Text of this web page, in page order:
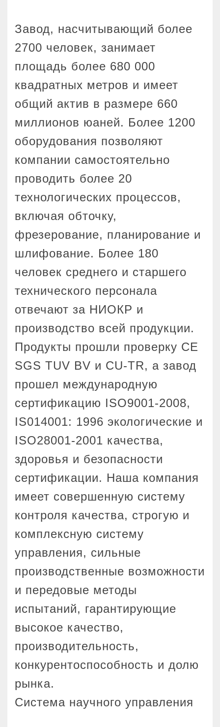
Завод, насчитывающий более
2700 человек, занимает
площадь более 680 000
квадратных метров и имеет
общий актив в размере 660
миллионов юаней. Более 1200
оборудования позволяют
компании самостоятельно
проводить более 20
технологических процессов,
включая обточку,
фрезерование, планирование и
шлифование. Более 180
человек среднего и старшего
технического персонала
отвечают за НИОКР и
производство всей продукции.
Продукты прошли проверку CE
SGS TUV BV и CU-TR, а завод
прошел международную
сертификацию ISO9001-2008,
IS014001: 1996 экологические и
ISO28001-2001 качества,
здоровья и безопасности
сертификации. Наша компания
имеет совершенную систему
контроля качества, строгую и
комплексную систему
управления, сильные
производственные возможности
и передовые методы
испытаний, гарантирующие
высокое качество,
производительность,
конкурентоспособность и долю
рынка.
Система научного управления